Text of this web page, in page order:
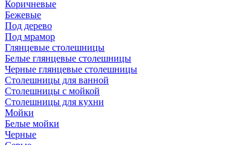
Коричневые
Бежевые
Под дерево
Под мрамор
Глянцевые столешницы
Белые глянцевые столешницы
Черные глянцевые столешницы
Столешницы для ванной
Столешницы с мойкой
Столешницы для кухни
Мойки
Белые мойки
Черные